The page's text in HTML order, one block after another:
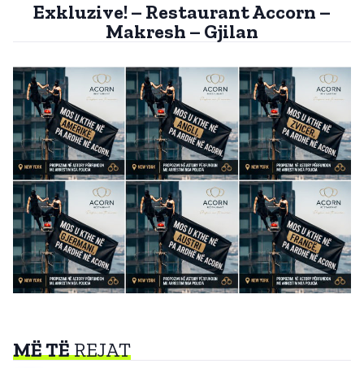
Exkluzive! – Restaurant Accorn –
Makresh – Gjilan
MË TËREJAT